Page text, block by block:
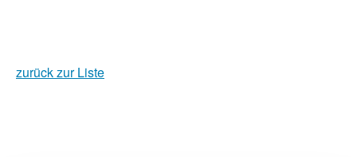
zurück zur Liste